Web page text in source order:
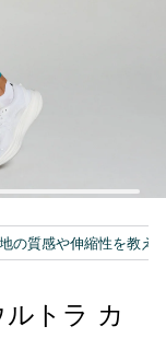
トラ カ